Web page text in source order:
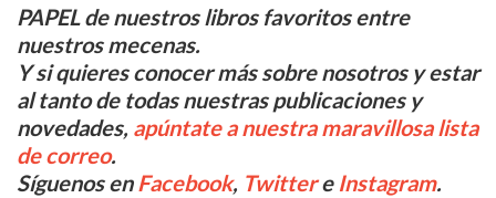
PAPEL de nuestros libros favoritos entre
nuestros mecenas.
Y si quieres conocer más sobre nosotros y estar
al tanto de todas nuestras publicaciones y
novedades, apúntate a nuestra maravillosa lista
de correo.
Síguenos enFacebook, Twittere Instagram.